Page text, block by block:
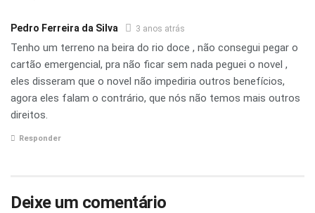
Pedro Ferreira da Silva 3 anos atrás
Tenho um terreno na beira do rio doce , não consegui pegar o
cartão emergencial, pra não ficar sem nada peguei o novel ,
eles disseram que o novel não impediria outros benefícios,
agora eles falam o contrário, que nós não temos mais outros
direitos.
Responder
Deixe um comentário